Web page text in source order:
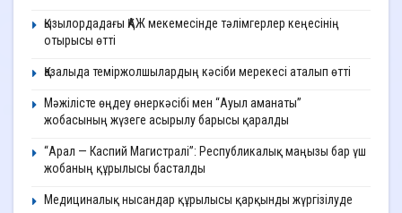
Қызылордадағы ҚАЖ мекемесінде тәлімгерлер кеңесінің
отырысы өтті
Қазалыда теміржолшылардың кәсіби мерекесі аталып өтті
Мәжілісте өңдеу өнеркәсібі мен “Ауыл аманаты”
жобасының жүзеге асырылу барысы қаралды
“Арал — Каспий Магистралі”: Республикалық маңызы бар үш
жобаның құрылысы басталды
Медициналық нысандар құрылысы қарқынды жүргізілуде